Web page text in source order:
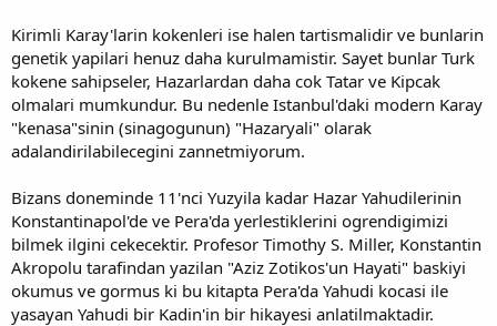
Kirimli Karay'larin kokenleri ise halen tartismalidir ve bunlarin
genetik yapilari henuz daha kurulmamistir. Sayet bunlar Turk
kokene sahipseler, Hazarlardan daha cok Tatar ve Kipcak
olmalari mumkundur. Bu nedenle Istanbul'daki modern Karay
"kenasa"sinin (sinagogunun) "Hazaryali" olarak
adalandirilabilecegini zannetmiyorum.
Bizans doneminde 11'nci Yuzyila kadar Hazar Yahudilerinin
Konstantinapol'de ve Pera'da yerlestiklerini ogrendigimizi
bilmek ilgini cekecektir. Profesor Timothy S. Miller, Konstantin
Akropolu tarafindan yazilan "Aziz Zotikos'un Hayati" baskiyi
okumus ve gormus ki bu kitapta Pera'da Yahudi kocasi ile
yasayan Yahudi bir Kadin'in bir hikayesi anlatilmaktadir.